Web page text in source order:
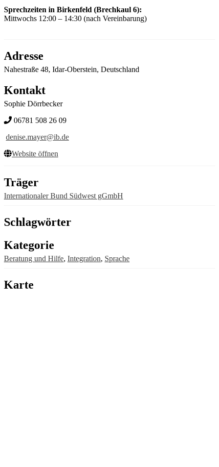
Sprechzeiten in Birkenfeld (Brechkaul 6):
Mittwochs 12:00 – 14:30 (nach Vereinbarung)
Adresse
Nahestraße 48, Idar-Oberstein, Deutschland
Kontakt
Sophie Dörrbecker
06781 508 26 09
denise.mayer@ib.de
Website öffnen
Träger
Internationaler Bund Südwest gGmbH
Schlagwörter
Kategorie
Beratung und Hilfe, Integration, Sprache
Karte